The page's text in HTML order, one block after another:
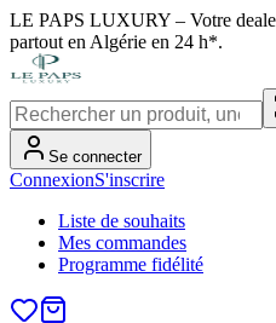
LE PAPS LUXURY – Votre
partout en Algérie en 24 h*.
Se connecter
ConnexionS'inscrire
Liste de souhaits
Mes commandes
Programme fidélité